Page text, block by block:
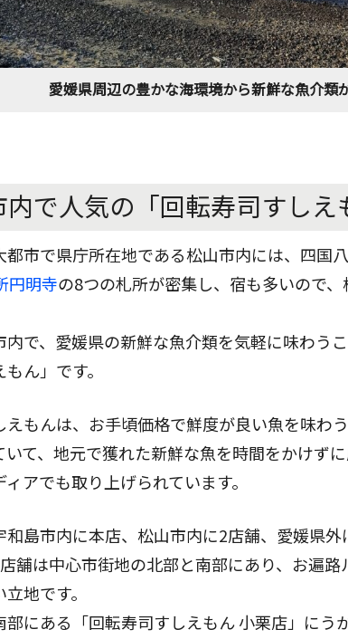
愛媛県周辺の豊かな海環境から新鮮な魚介類
で人気の「回転寿司すしえ
都市で県庁所在地である松山市内には、四国
円明寺の8つの札所が密集し、宿も多いので
内で、愛媛県の新鮮な魚介類を気軽に味わう
ん」です。
えもんは、お手頃価格で鮮度が良い魚を味わ
いて、地元で獲れた新鮮な魚を時間をかけず
アでも取り上げられています。
島市内に本店、松山市内に2店舗、愛媛県外
舗は中心市街地の北部と南部にあり、お遍
地です。
にある「回転寿司すしえもん 小栗店」にう